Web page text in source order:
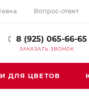
Вопрос-ответ
8 (925) 065-66-65
ЗАКАЗАТЬ ЗВОНОК
ДЛЯ ЦВЕТОВ